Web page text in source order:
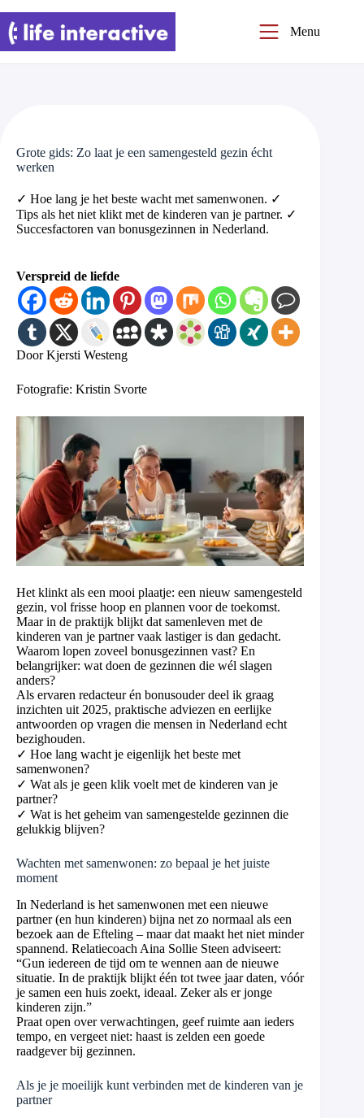
naar
de
inhoud
Menu
Grote gids: Zo laat je een samengesteld gezin écht
werken
✓ Hoe lang je het beste wacht met samenwonen. ✓
Tips als het niet klikt met de kinderen van je partner. ✓
Succesfactoren van bonusgezinnen in Nederland.
Verspreid de liefde
Door Kjersti Westeng
Fotografie: Kristin Svorte
Het klinkt als een mooi plaatje: een nieuw samengesteld
gezin, vol frisse hoop en plannen voor de toekomst.
Maar in de praktijk blijkt dat samenleven met de
kinderen van je partner vaak lastiger is dan gedacht.
Waarom lopen zoveel bonusgezinnen vast? En
belangrijker: wat doen de gezinnen die wél slagen
anders?
Als ervaren redacteur én bonusouder deel ik graag
inzichten uit 2025, praktische adviezen en eerlijke
antwoorden op vragen die mensen in Nederland echt
bezighouden.
✓ Hoe lang wacht je eigenlijk het beste met
samenwonen?
✓ Wat als je geen klik voelt met de kinderen van je
partner?
✓ Wat is het geheim van samengestelde gezinnen die
gelukkig blijven?
Wachten met samenwonen: zo bepaal je het juiste
moment
In Nederland is het samenwonen met een nieuwe
partner (en hun kinderen) bijna net zo normaal als een
bezoek aan de Efteling – maar dat maakt het niet minder
spannend. Relatiecoach Aina Sollie Steen adviseert:
“Gun iedereen de tijd om te wennen aan de nieuwe
situatie. In de praktijk blijkt één tot twee jaar daten, vóór
je samen een huis zoekt, ideaal. Zeker als er jonge
kinderen zijn.”
Praat open over verwachtingen, geef ruimte aan ieders
tempo, en vergeet niet: haast is zelden een goede
raadgever bij gezinnen.
Als je je moeilijk kunt verbinden met de kinderen van je
partner